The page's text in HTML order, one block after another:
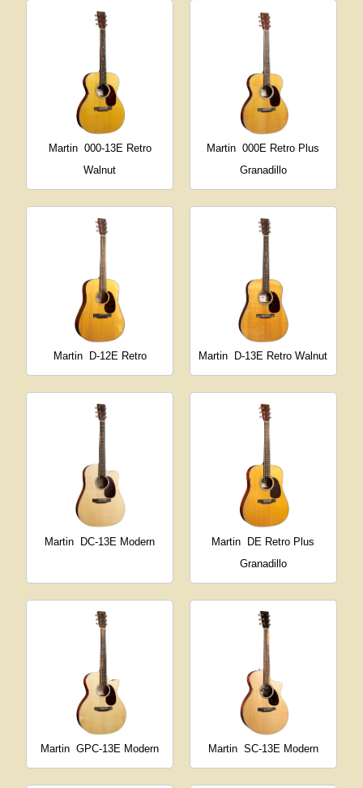
Martin 000-13E Retro
Walnut
Martin 000E Retro Plus
Granadillo
Martin D-12E Retro Martin D-13E Retro Walnut
Martin DC-13E Modern Martin DE Retro Plus
Granadillo
Martin GPC-13E Modern Martin SC-13E Modern